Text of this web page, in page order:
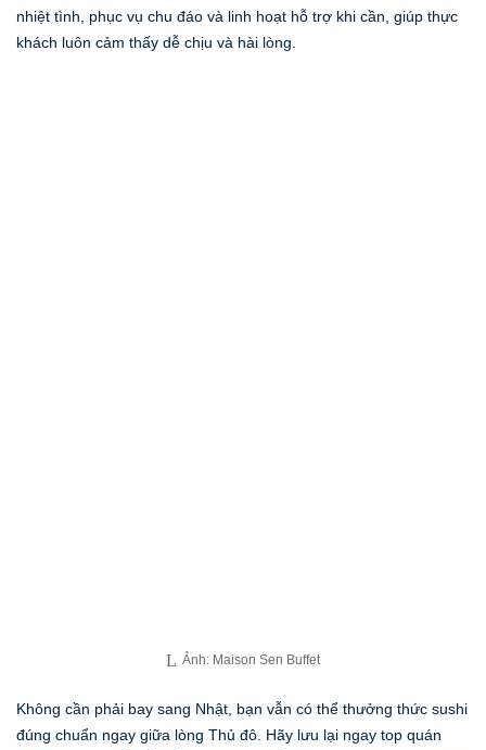
nhiệt tình, phục vụ chu đáo và linh hoạt hỗ trợ khi cần, giúp thực
khách luôn cảm thấy dễ chịu và hài lòng.
Ảnh: Maison Sen Buffet
Không cần phải bay sang Nhật, bạn vẫn có thể thưởng thức sushi
đúng chuẩn ngay giữa lòng Thủ đô. Hãy lưu lại ngay top quán